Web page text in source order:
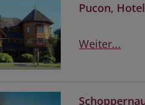
Pucon,
Weiter...